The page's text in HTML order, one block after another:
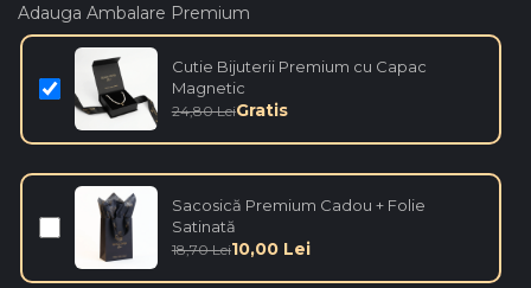
Adauga Ambalare Premium
Cutie Bijuterii Premium cu Capac
Magnetic
24,80 LeiGratis
Sacosică Premium Cadou + Folie
Satinată
18,70 Lei10,00 Lei